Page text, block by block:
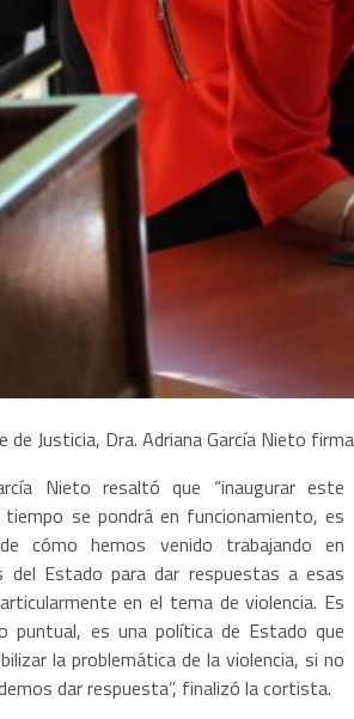
de Justicia, Dra. Adriana García Nieto
Nieto resaltó que “inaugurar este
se pondrá en funcionamiento, es
cómo hemos venido trabajando en
del Estado para dar respuestas a esas
en el tema de violencia. Es
puntual, es una política de Estado que
la problemática de la violencia, si no
dar respuesta”, finalizó la cortista.